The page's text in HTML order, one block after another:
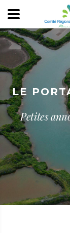
LE
Petites